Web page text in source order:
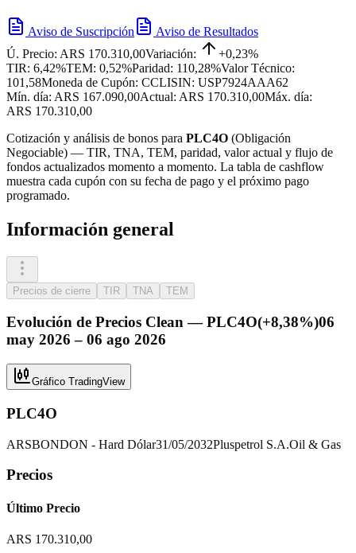
Aviso de Suscripción
Aviso de Resultados
Ú. Precio: ARS 170.310,00Variación:
+0,23%
TIR: 6,42%TEM: 0,52%Paridad: 110,28%Valor Técnico:
101,58Moneda de Cupón: CCLISIN: USP7924AAA62
Mín. día: ARS 167.090,00Actual: ARS 170.310,00Máx. día:
ARS 170.310,00
Cotización y análisis de bonos para PLC4O (Obligación
Negociable) — TIR, TNA, TEM, paridad, valor actual y flujo de
fondos actualizados momento a momento. La tabla de cashflow
muestra cada cupón con su fecha de pago y el próximo pago
programado.
Información general
Precios de cierre TIR TNA TEM
Evolución de Precios Clean—PLC4O(+8,38%)06
may 2026 – 06 ago 2026
Gráfico TradingView
PLC4O
ARSBONDON - Hard Dólar31/05/2032Pluspetrol S.A.Oil & Gas
Precios
Último Precio
ARS 170.310,00